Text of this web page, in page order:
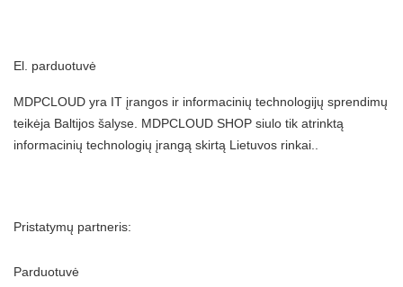
El. parduotuvė
MDPCLOUD yra IT įrangos ir informacinių technologijų sprendimų
teikėja Baltijos šalyse. MDPCLOUD SHOP siulo tik atrinktą
informacinių technologių įrangą skirtą Lietuvos rinkai..
Pristatymų partneris:
Parduotuvė